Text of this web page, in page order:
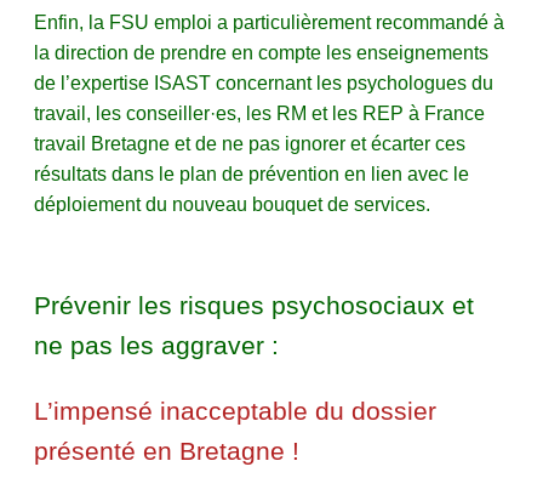
Enfin, la FSU emploi a particulièrement recommandé à
la direction de prendre en compte les enseignements
de l’expertise ISAST concernant les psychologues du
travail, les conseiller·es, les RM et les REP à France
travail Bretagne et de ne pas ignorer et écarter ces
résultats dans le plan de prévention en lien avec le
déploiement du nouveau bouquet de services.
Prévenir les risques psychosociaux et
ne pas les aggraver :
L’impensé inacceptable du dossier
présenté en Bretagne !